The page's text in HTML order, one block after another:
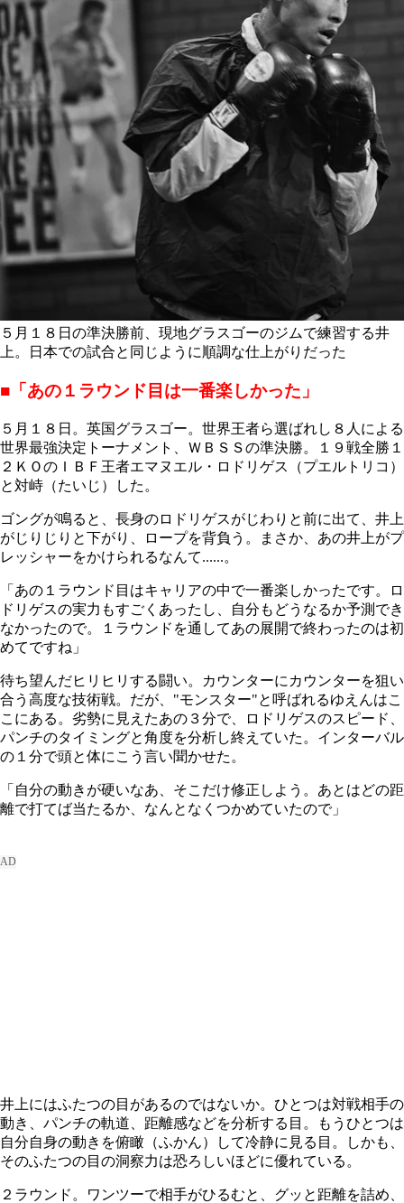
５月１８日の準決勝前、現地グラスゴーのジムで練習する井
上。日本での試合と同じように順調な仕上がりだった
■「あの１ラウンド目は一番楽しかった」
５月１８日。英国グラスゴー。世界王者ら選ばれし８人による
世界最強決定トーナメント、ＷＢＳＳの準決勝。１９戦全勝１
２ＫＯのＩＢＦ王者エマヌエル・ロドリゲス（プエルトリコ）
と対峙（たいじ）した。
ゴングが鳴ると、長身のロドリゲスがじわりと前に出て、井上
がじりじりと下がり、ロープを背負う。まさか、あの井上がプ
レッシャーをかけられるなんて......。
「あの１ラウンド目はキャリアの中で一番楽しかったです。ロ
ドリゲスの実力もすごくあったし、自分もどうなるか予測でき
なかったので。１ラウンドを通してあの展開で終わったのは初
めてですね」
待ち望んだヒリヒリする闘い。カウンターにカウンターを狙い
合う高度な技術戦。だが、"モンスター"と呼ばれるゆえんはこ
こにある。劣勢に見えたあの３分で、ロドリゲスのスピード、
パンチのタイミングと角度を分析し終えていた。インターバル
の１分で頭と体にこう言い聞かせた。
「自分の動きが硬いなあ、そこだけ修正しよう。あとはどの距
離で打てば当たるか、なんとなくつかめていたので」
井上にはふたつの目があるのではないか。ひとつは対戦相手の
動き、パンチの軌道、距離感などを分析する目。もうひとつは
自分自身の動きを俯瞰（ふかん）して冷静に見る目。しかも、
そのふたつの目の洞察力は恐ろしいほどに優れている。
２ラウンド。ワンツーで相手がひるむと、グッと距離を詰め、